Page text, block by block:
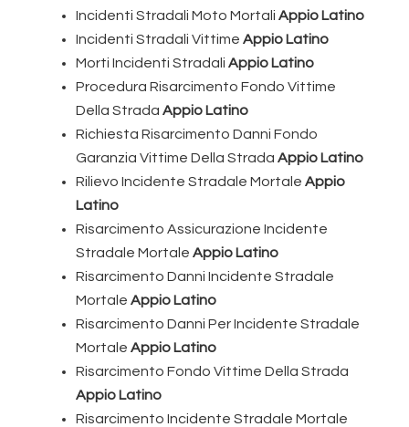
Incidenti Stradali Moto MortaliAppio Latino
Incidenti Stradali VittimeAppio Latino
Morti Incidenti StradaliAppio Latino
Procedura Risarcimento Fondo Vittime
Della StradaAppio Latino
Richiesta Risarcimento Danni Fondo
Garanzia Vittime Della StradaAppio Latino
Rilievo Incidente Stradale MortaleAppio
Latino
Risarcimento Assicurazione Incidente
Stradale MortaleAppio Latino
Risarcimento Danni Incidente Stradale
MortaleAppio Latino
Risarcimento Danni Per Incidente Stradale
MortaleAppio Latino
Risarcimento Fondo Vittime Della Strada
Appio Latino
Risarcimento Incidente Stradale Mortale